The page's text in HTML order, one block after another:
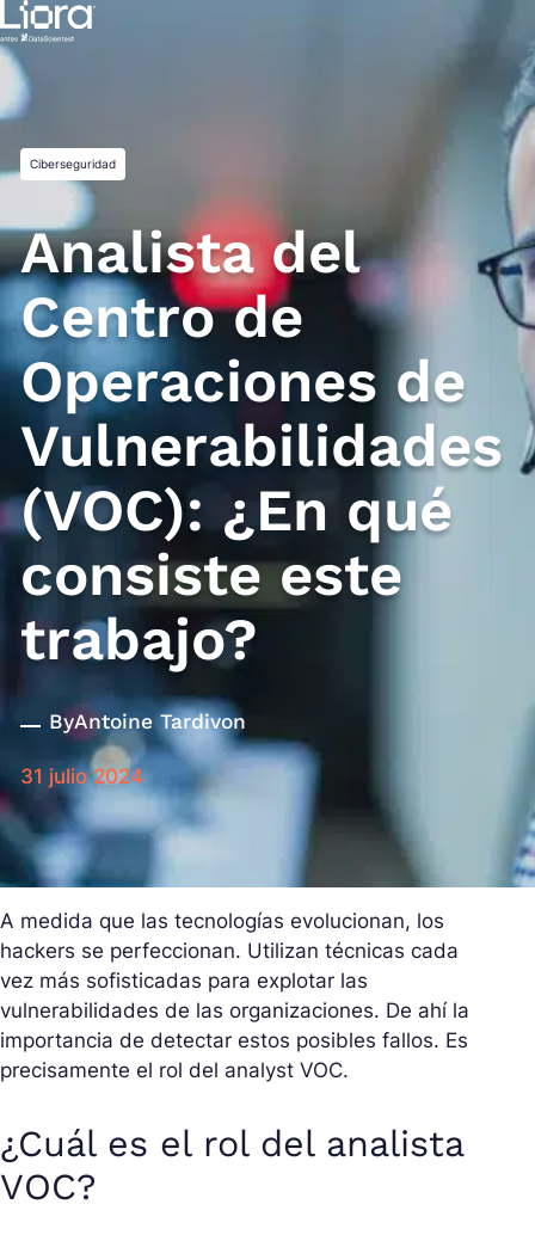
Saltar
al
contenido
Ciberseguridad
Analista del
Centro de
Operaciones de
Vulnerabilidades
(VOC): ¿En qué
consiste este
trabajo?
ByAntoine Tardivon
31 julio 2024
A medida que las tecnologías evolucionan, los
hackers se perfeccionan. Utilizan técnicas cada
vez más sofisticadas para explotar las
vulnerabilidades de las organizaciones. De ahí la
importancia de detectar estos posibles fallos. Es
precisamente el rol del analyst VOC.
¿Cuál es el rol del analista
VOC?